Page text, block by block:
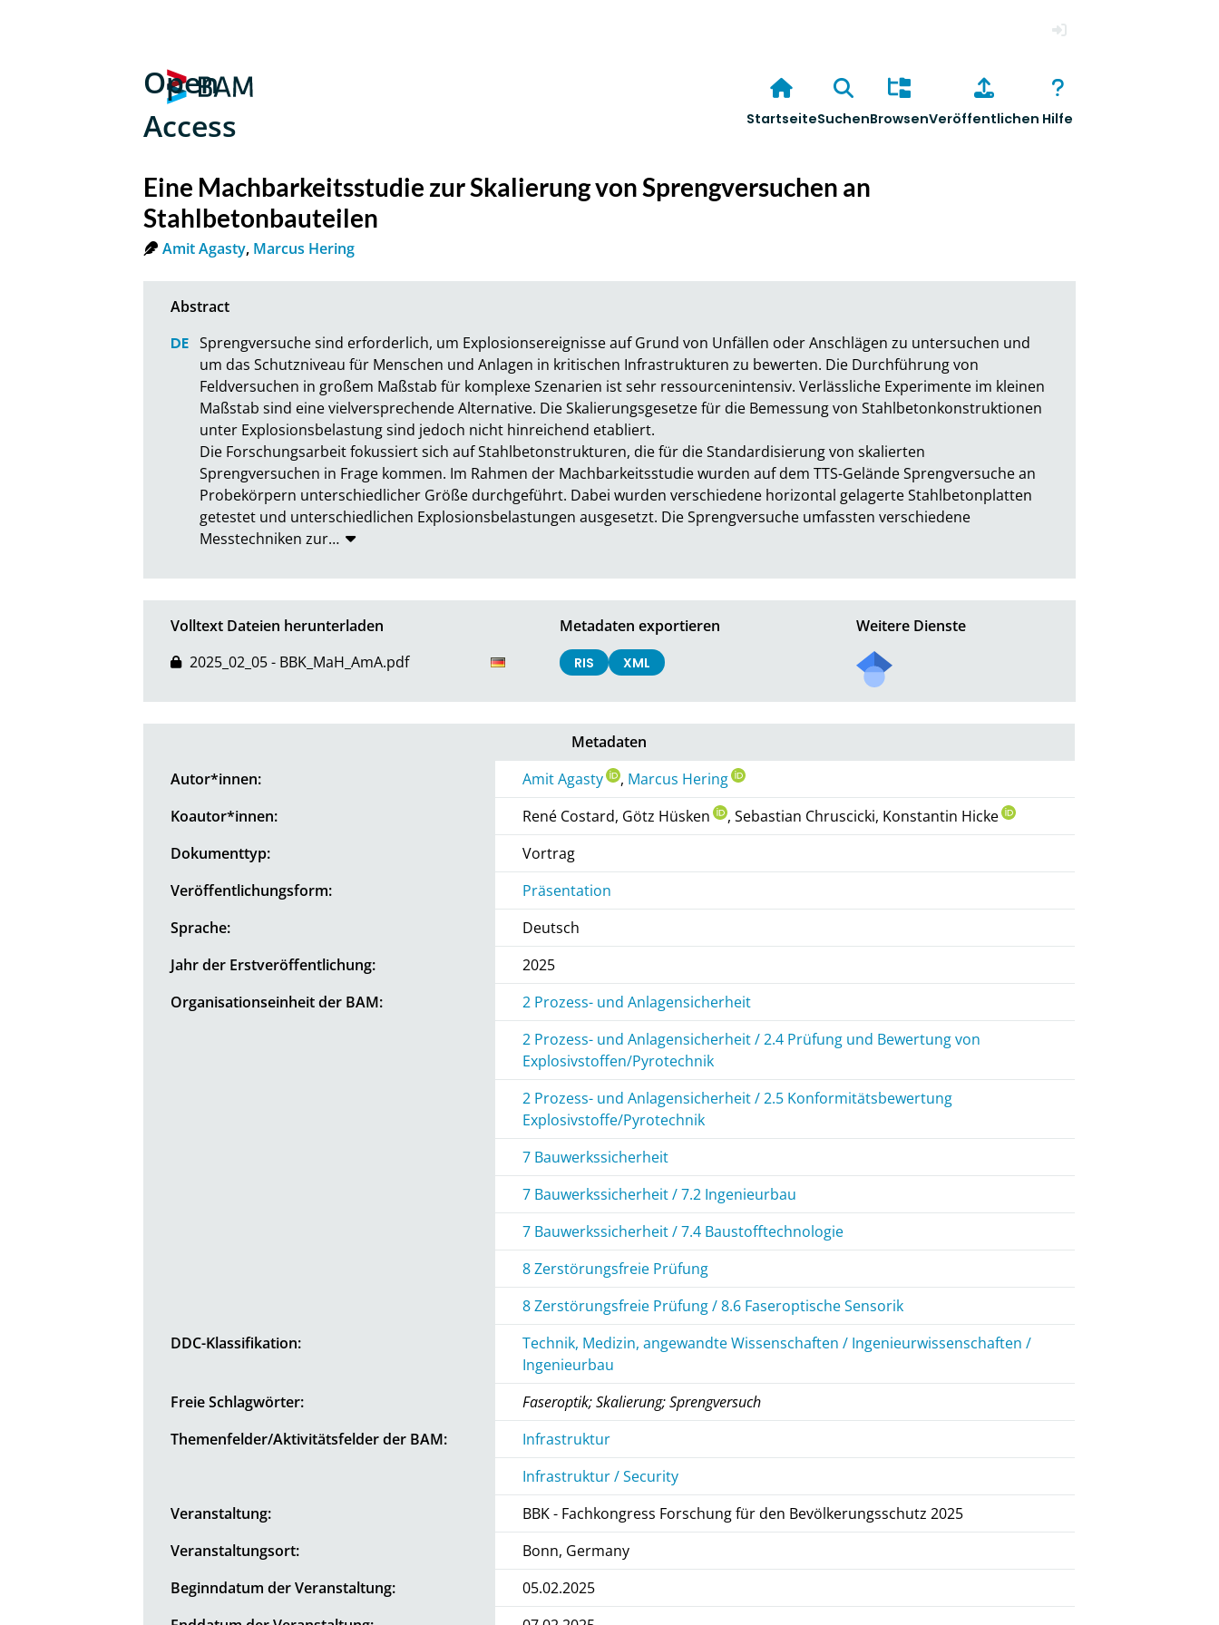
Open
Access
StartseiteSuchenBrowsenVeröffentlichen Hilfe
Eine Machbarkeitsstudie zur Skalierung von Sprengversuchen an
Stahlbetonbauteilen
Amit Agasty, Marcus Hering
Sprengversuche sind erforderlich, um Explosionsereignisse auf Grund von Unfällen oder Anschlägen zu untersuchen und
um das Schutzniveau für Menschen und Anlagen in kritischen Infrastrukturen zu bewerten. Die Durchführung von
Feldversuchen in großem Maßstab für komplexe Szenarien ist sehr ressourcenintensiv. Verlässliche Experimente im kleinen
Maßstab sind eine vielversprechende Alternative. Die Skalierungsgesetze für die Bemessung von Stahlbetonkonstruktionen
unter Explosionsbelastung sind jedoch nicht hinreichend etabliert.
Die Forschungsarbeit fokussiert sich auf Stahlbetonstrukturen, die für die Standardisierung von skalierten
Sprengversuchen in Frage kommen. Im Rahmen der Machbarkeitsstudie wurden auf dem TTS-Gelände Sprengversuche an
Probekörpern unterschiedlicher Größe durchgeführt. Dabei wurden verschiedene horizontal gelagerte Stahlbetonplatten
getestet und unterschiedlichen Explosionsbelastungen ausgesetzt. Die Sprengversuche umfassten verschiedene
Messtechniken zur…
Volltext Dateien herunterladen
2025_02_05 - BBK_MaH_AmA.pdf
Metadaten exportieren
RIS XML
Weitere Dienste
Metadaten
Autor*innen:
Amit Agasty , Marcus Hering
Koautor*innen:
René Costard, Götz Hüsken
, Sebastian Chruscicki, Konstantin Hicke
Dokumenttyp:
Vortrag
Veröffentlichungsform:
Präsentation
Sprache:
Deutsch
Jahr der Erstveröffentlichung:
2025
Organisationseinheit der BAM:
2 Prozess- und Anlagensicherheit
2 Prozess- und Anlagensicherheit / 2.4 Prüfung und Bewertung von
Explosivstoffen/Pyrotechnik
2 Prozess- und Anlagensicherheit / 2.5 Konformitätsbewertung
Explosivstoffe/Pyrotechnik
7 Bauwerkssicherheit
7 Bauwerkssicherheit / 7.2 Ingenieurbau
7 Bauwerkssicherheit / 7.4 Baustofftechnologie
8 Zerstörungsfreie Prüfung
8 Zerstörungsfreie Prüfung / 8.6 Faseroptische Sensorik
DDC-Klassifikation:
Technik, Medizin, angewandte Wissenschaften / Ingenieurwissenschaften /
Ingenieurbau
Freie Schlagwörter:
Faseroptik; Skalierung; Sprengversuch
Themenfelder/Aktivitätsfelder der BAM:
Infrastruktur
Infrastruktur / Security
Veranstaltung:
BBK - Fachkongress Forschung für den Bevölkerungsschutz 2025
Veranstaltungsort:
Bonn, Germany
Beginndatum der Veranstaltung:
05.02.2025